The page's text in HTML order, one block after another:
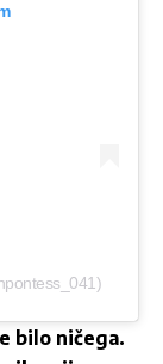
bilo ničega.